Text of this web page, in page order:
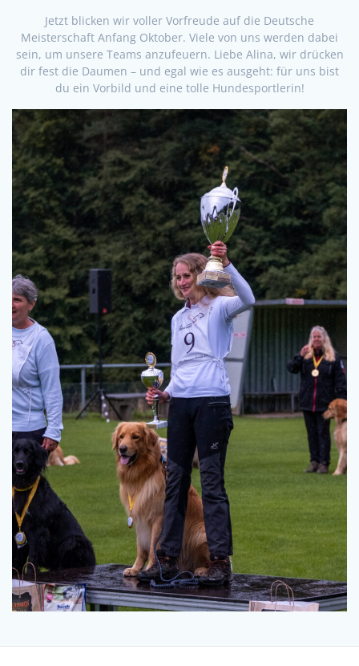
Jetzt blicken wir voller Vorfreude auf die Deutsche
Meisterschaft Anfang Oktober. Viele von uns werden dabei
sein, um unsere Teams anzufeuern. Liebe Alina, wir drücken
dir fest die Daumen – und egal wie es ausgeht: für uns bist
du ein Vorbild und eine tolle Hundesportlerin!